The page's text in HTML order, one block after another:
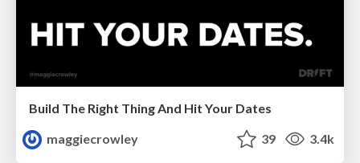
Build The Right Thing And Hit Your Dates
maggiecrowley
39 3.4k